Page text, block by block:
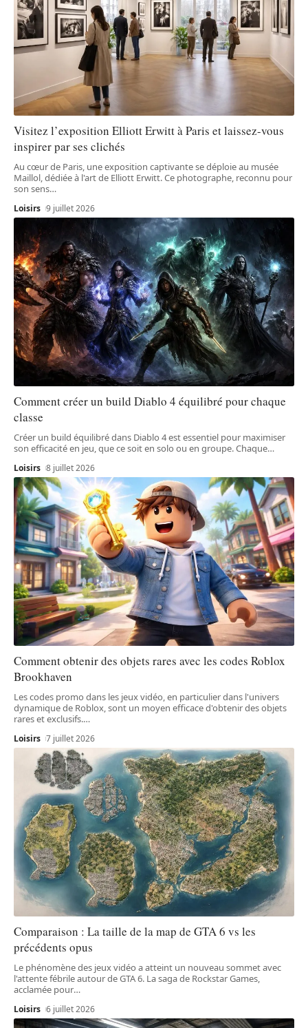
Visitez l’exposition Elliott Erwitt à Paris et laissez-vous
inspirer par ses clichés
Au cœur de Paris, une exposition captivante se déploie au musée
Maillol, dédiée à l'art de Elliott Erwitt. Ce photographe, reconnu pour
son sens…
Loisirs 9 juillet 2026
Comment créer un build Diablo 4 équilibré pour chaque
classe
Créer un build équilibré dans Diablo 4 est essentiel pour maximiser
son efficacité en jeu, que ce soit en solo ou en groupe. Chaque…
Loisirs 8 juillet 2026
Comment obtenir des objets rares avec les codes Roblox
Brookhaven
Les codes promo dans les jeux vidéo, en particulier dans l'univers
dynamique de Roblox, sont un moyen efficace d'obtenir des objets
rares et exclusifs.…
Loisirs 7 juillet 2026
Comparaison : La taille de la map de GTA 6 vs les
précédents opus
Le phénomène des jeux vidéo a atteint un nouveau sommet avec
l'attente fébrile autour de GTA 6. La saga de Rockstar Games,
acclamée pour…
Loisirs 6 juillet 2026